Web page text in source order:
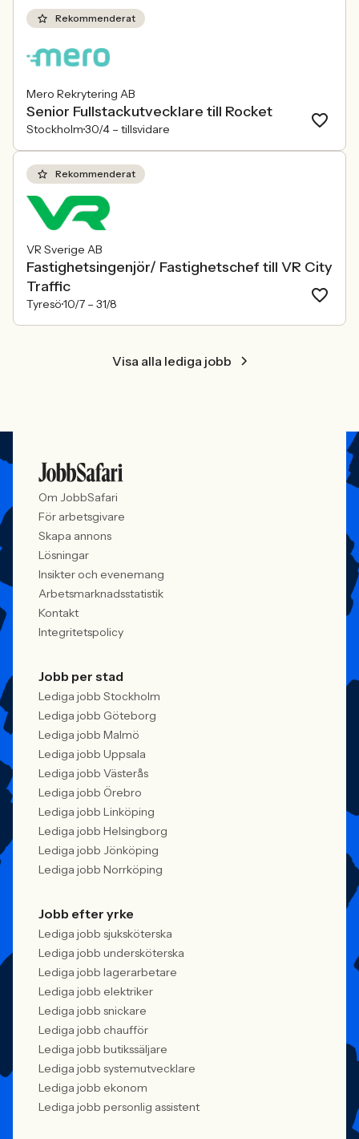
Rekommenderat
Mero Rekrytering AB
Senior Fullstackutvecklare till Rocket
Stockholm30/4 – tillsvidare
Rekommenderat
VR Sverige AB
Fastighetsingenjör/ Fastighetschef till VR City
Traffic
Tyresö10/7 – 31/8
Visa alla lediga jobb
Om JobbSafari
För arbetsgivare
Skapa annons
Lösningar
Insikter och evenemang
Arbetsmarknadsstatistik
Kontakt
Integritetspolicy
Jobb per stad
Lediga jobb Stockholm
Lediga jobb Göteborg
Lediga jobb Malmö
Lediga jobb Uppsala
Lediga jobb Västerås
Lediga jobb Örebro
Lediga jobb Linköping
Lediga jobb Helsingborg
Lediga jobb Jönköping
Lediga jobb Norrköping
Jobb efter yrke
Lediga jobb sjuksköterska
Lediga jobb undersköterska
Lediga jobb lagerarbetare
Lediga jobb elektriker
Lediga jobb snickare
Lediga jobb chaufför
Lediga jobb butikssäljare
Lediga jobb systemutvecklare
Lediga jobb ekonom
Lediga jobb personlig assistent